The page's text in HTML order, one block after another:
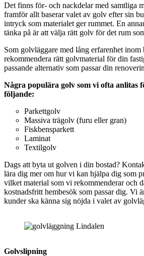
Det finns för- och nackdelar med samtliga
framför allt baserar valet av golv efter sin
intryck som materialet ger rummet. En
tänka på är att välja rätt golv för det rum
Som golvläggare med lång erfarenhet inom
rekommendera rätt golvmaterial för din
passande alternativ som passar din
Några populära golv som vi ofta anlitas
följande:
Parkettgolv
Massiva trägolv (furu eller gran)
Fiskbensparkett
Laminat
Textilgolv
Dags att byta ut golven i din bostad?
lära dig mer om hur vi kan hjälpa dig som
vilket material som vi rekommenderar och
kostnadsfritt hembesök som passar dig. Vi
kunder ska känna sig nöjda i valet av
Golvslipning